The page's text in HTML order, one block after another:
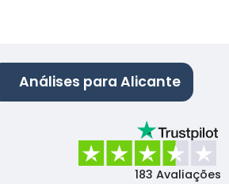
Análises para Alicante
183 Avaliações